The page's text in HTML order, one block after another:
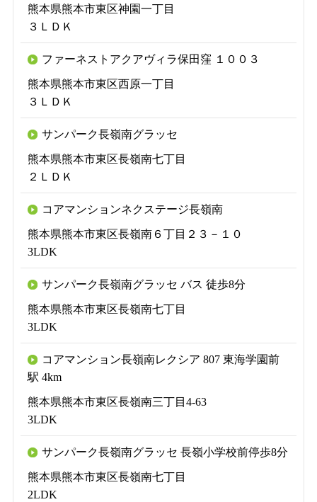
熊本県熊本市東区神園一丁目
３ＬＤＫ
ファーネストアクアヴィラ保田窪 １００３
熊本県熊本市東区西原一丁目
３ＬＤＫ
サンパーク長嶺南グラッセ
熊本県熊本市東区長嶺南七丁目
２ＬＤＫ
コアマンションネクステージ長嶺南
熊本県熊本市東区長嶺南６丁目２３－１０
3LDK
サンパーク長嶺南グラッセ バス 徒歩8分
熊本県熊本市東区長嶺南七丁目
3LDK
コアマンション長嶺南レクシア 807 東海学園前
駅 4km
熊本県熊本市東区長嶺南三丁目4-63
3LDK
サンパーク長嶺南グラッセ 長嶺小学校前停歩8分
熊本県熊本市東区長嶺南七丁目
2LDK